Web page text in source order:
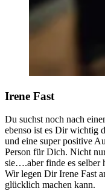
Irene Fast
Du suchst noch nach
ebenso ist es Dir wichtig
und eine super positive
Person für Dich. Nicht
sie….aber finde es selber
Wir legen Dir Irene Fast
glücklich machen kann.